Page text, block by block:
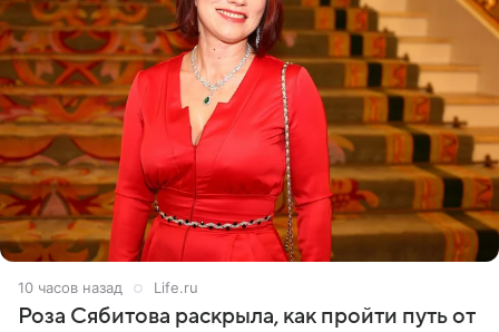
10 часов назад Life.ru
Роза Сябитова раскрыла, как пройти путь от